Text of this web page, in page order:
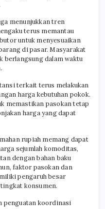
menunjukkan tren
terus memantau
untuk menyesuaikan
di pasar. Masyarakat
berlangsung dalam waktu
terkait terus melakukan
harga kebutuhan pokok.
memastikan pasokan tetap
harga yang dapat
rupiah memang dapat
sejumlah komoditas,
dengan bahan baku
faktor pasokan dan
pengaruh besar
konsumen.
penguatan koordinasi